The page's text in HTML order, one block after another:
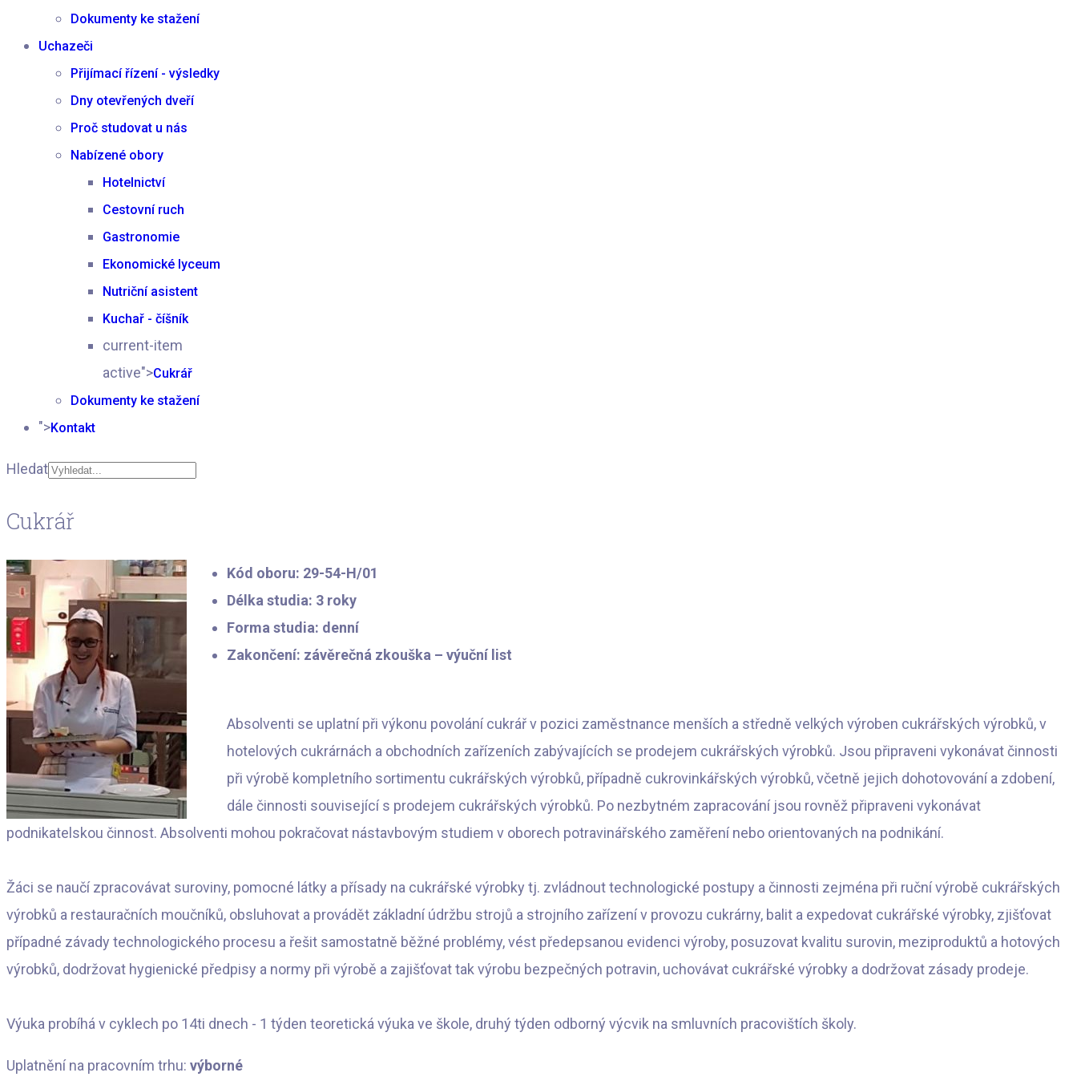
Dokumenty ke stažení
Uchazeči
Přijímací řízení - výsledky
Dny otevřených dveří
Proč studovat u nás
Nabízené obory
Hotelnictví
Cestovní ruch
Gastronomie
Ekonomické lyceum
Nutriční asistent
Kuchař - číšník
current-item
active">Cukrář
Dokumenty ke stažení
">Kontakt
Hledat
characters for results.
Cukrář
Kód oboru: 29-54-H/01
Délka studia: 3 roky
Forma studia: denní
Zakončení: závěrečná zkouška – výuční list
Absolventi se uplatní při výkonu povolání cukrář v pozici zaměstnance menších a středně velkých výroben cukrářských výrobků, v
hotelových cukrárnách a obchodních zařízeních zabývajících se prodejem cukrářských výrobků. Jsou připraveni vykonávat činnosti
při výrobě kompletního sortimentu cukrářských výrobků, případně cukrovinkářských výrobků, včetně jejich dohotovování a zdobení,
dále činnosti související s prodejem cukrářských výrobků. Po nezbytném zapracování jsou rovněž připraveni vykonávat
podnikatelskou činnost. Absolventi mohou pokračovat nástavbovým studiem v oborech potravinářského zaměření nebo orientovaných na podnikání.
Žáci se naučí zpracovávat suroviny, pomocné látky a přísady na cukrářské výrobky tj. zvládnout technologické postupy a činnosti zejména při ruční výrobě cukrářských
výrobků a restauračních moučníků, obsluhovat a provádět základní údržbu strojů a strojního zařízení v provozu cukrárny, balit a expedovat cukrářské výrobky, zjišťovat
případné závady technologického procesu a řešit samostatně běžné problémy, vést předepsanou evidenci výroby, posuzovat kvalitu surovin, meziproduktů a hotových
výrobků, dodržovat hygienické předpisy a normy při výrobě a zajišťovat tak výrobu bezpečných potravin, uchovávat cukrářské výrobky a dodržovat zásady prodeje.
Výuka probíhá v cyklech po 14ti dnech - 1 týden teoretická výuka ve škole, druhý týden odborný výcvik na smluvních pracovištích školy.
Uplatnění na pracovním trhu: výborné